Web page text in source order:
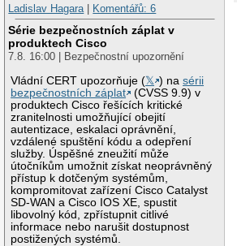
Ladislav Hagara| Komentářů: 6
Série bezpečnostních záplat v
produktech Cisco
7.8. 16:00 | Bezpečnostní upozornění
Vládní CERT upozorňuje (𝕏 ) nasérii
bezpečnostních záplat
(CVSS 9.9) v
produktech Cisco řešících kritické
zranitelnosti umožňující obejití
autentizace, eskalaci oprávnění,
vzdálené spuštění kódu a odepření
služby. Úspěšné zneužití může
útočníkům umožnit získat neoprávněný
přístup k dotčeným systémům,
kompromitovat zařízení Cisco Catalyst
SD-WAN a Cisco IOS XE, spustit
libovolný kód, zpřístupnit citlivé
informace nebo narušit dostupnost
postižených systémů.